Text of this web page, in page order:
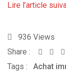
Lire l’article
936 Views
Share :
Tags : Achat